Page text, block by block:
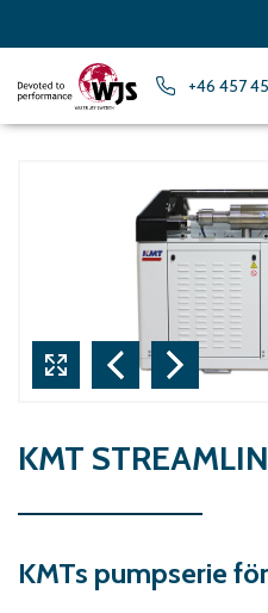
+46 457
KMT
KMTs pumpserie